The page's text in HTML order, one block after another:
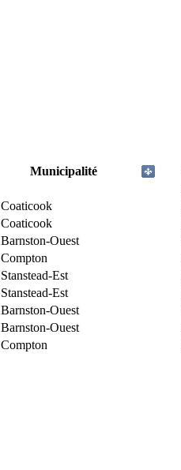
Municipalité
Coaticook
Coaticook
Barnston-Ouest
Compton
Stanstead-Est
Stanstead-Est
Barnston-Ouest
Barnston-Ouest
Compton